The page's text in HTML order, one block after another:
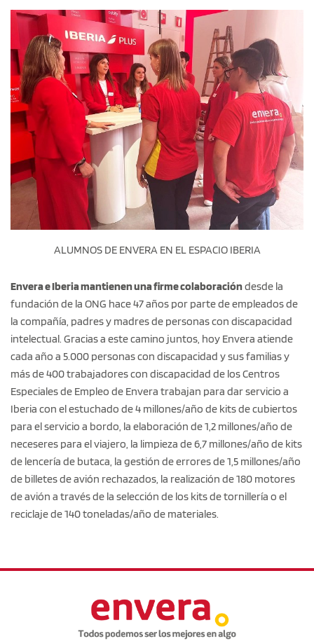
ALUMNOS DE ENVERA EN EL ESPACIO IBERIA
Envera e Iberia mantienen una firme colaboracióndesde la
fundación de la ONG hace 47 años por parte de empleados de
la compañía, padres y madres de personas con discapacidad
intelectual. Gracias a este camino juntos, hoy Envera atiende
cada año a 5.000 personas con discapacidad y sus familias y
más de 400 trabajadores con discapacidad de los Centros
Especiales de Empleo de Envera trabajan para dar servicio a
Iberia con el estuchado de 4 millones/año de kits de cubiertos
para el servicio a bordo, la elaboración de 1,2 millones/año de
neceseres para el viajero, la limpieza de 6,7 millones/año de kits
de lencería de butaca, la gestión de errores de 1,5 millones/año
de billetes de avión rechazados, la realización de 180 motores
de avión a través de la selección de los kits de tornillería o el
reciclaje de 140 toneladas/año de materiales.